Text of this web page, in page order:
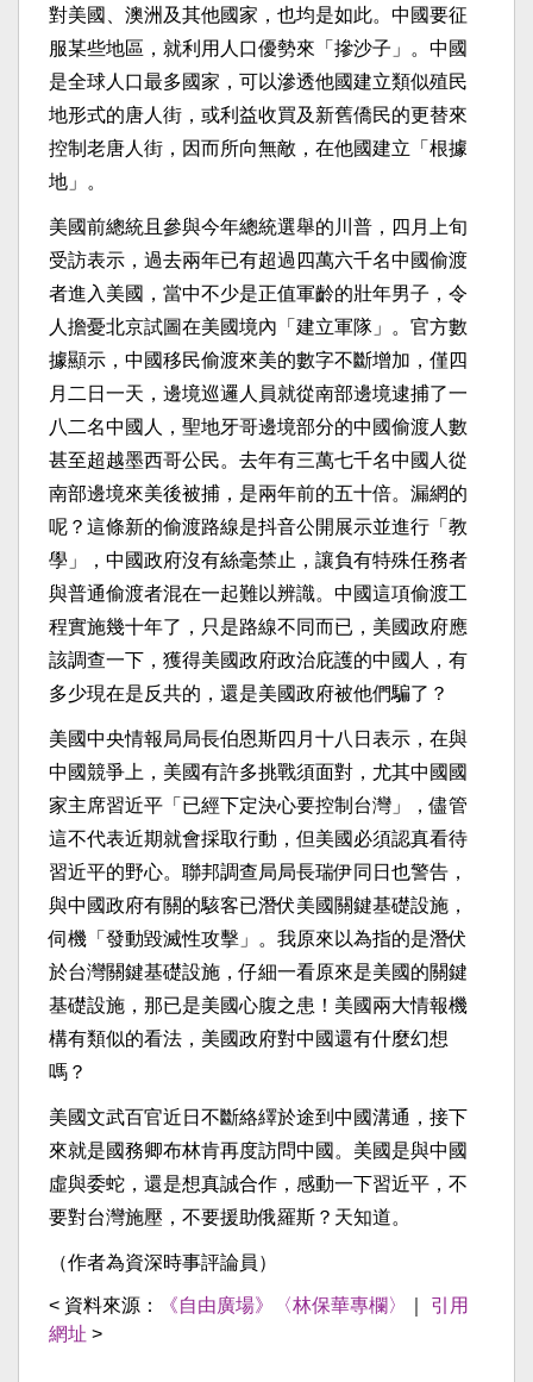
對美國、澳洲及其他國家，也均是如此。中國要征
服某些地區，就利用人口優勢來「摻沙子」。中國
是全球人口最多國家，可以滲透他國建立類似殖民
地形式的唐人街，或利益收買及新舊僑民的更替來
控制老唐人街，因而所向無敵，在他國建立「根據
地」。
美國前總統且參與今年總統選舉的川普，四月上旬
受訪表示，過去兩年已有超過四萬六千名中國偷渡
者進入美國，當中不少是正值軍齡的壯年男子，令
人擔憂北京試圖在美國境內「建立軍隊」。官方數
據顯示，中國移民偷渡來美的數字不斷增加，僅四
月二日一天，邊境巡邏人員就從南部邊境逮捕了一
八二名中國人，聖地牙哥邊境部分的中國偷渡人數
甚至超越墨西哥公民。去年有三萬七千名中國人從
南部邊境來美後被捕，是兩年前的五十倍。漏網的
呢？這條新的偷渡路線是抖音公開展示並進行「教
學」，中國政府沒有絲毫禁止，讓負有特殊任務者
與普通偷渡者混在一起難以辨識。中國這項偷渡工
程實施幾十年了，只是路線不同而已，美國政府應
該調查一下，獲得美國政府政治庇護的中國人，有
多少現在是反共的，還是美國政府被他們騙了？
美國中央情報局局長伯恩斯四月十八日表示，在與
中國競爭上，美國有許多挑戰須面對，尤其中國國
家主席習近平「已經下定決心要控制台灣」，儘管
這不代表近期就會採取行動，但美國必須認真看待
習近平的野心。聯邦調查局局長瑞伊同日也警告，
與中國政府有關的駭客已潛伏美國關鍵基礎設施，
伺機「發動毀滅性攻擊」。我原來以為指的是潛伏
於台灣關鍵基礎設施，仔細一看原來是美國的關鍵
基礎設施，那已是美國心腹之患！美國兩大情報機
構有類似的看法，美國政府對中國還有什麼幻想
嗎？
美國文武百官近日不斷絡繹於途到中國溝通，接下
來就是國務卿布林肯再度訪問中國。美國是與中國
虛與委蛇，還是想真誠合作，感動一下習近平，不
要對台灣施壓，不要援助俄羅斯？天知道。
（作者為資深時事評論員）
< 資料來源： 《自由廣場》〈林保華專欄〉
引用
網址 >